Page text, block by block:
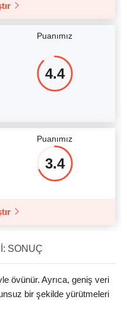
Puanımız
4.4
Puanımız
3.4
SONUÇ
övünür. Ayrıca, geniş veri
bir şekilde yürütmeleri